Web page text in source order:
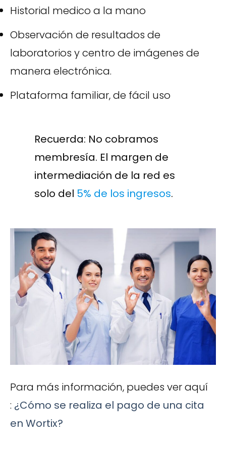
Historial medico a la mano
Observación de resultados de
laboratorios y centro de imágenes de
manera electrónica.
Plataforma familiar, de fácil uso
Recuerda: No cobramos
membresía. El margen de
intermediación de la red es
solo del 5% de los ingresos.
Para más información, puedes ver aquí
: ¿Cómo se realiza el pago de una cita
en Wortix?